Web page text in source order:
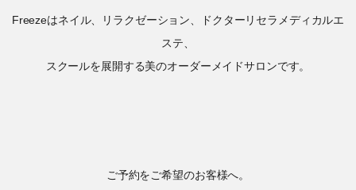
Freezeはネイル、リラクゼーション、ドクターリセラメディカルエ
ステ、
スクールを展開する美のオーダーメイドサロンです。
ご予約をご希望のお客様へ。